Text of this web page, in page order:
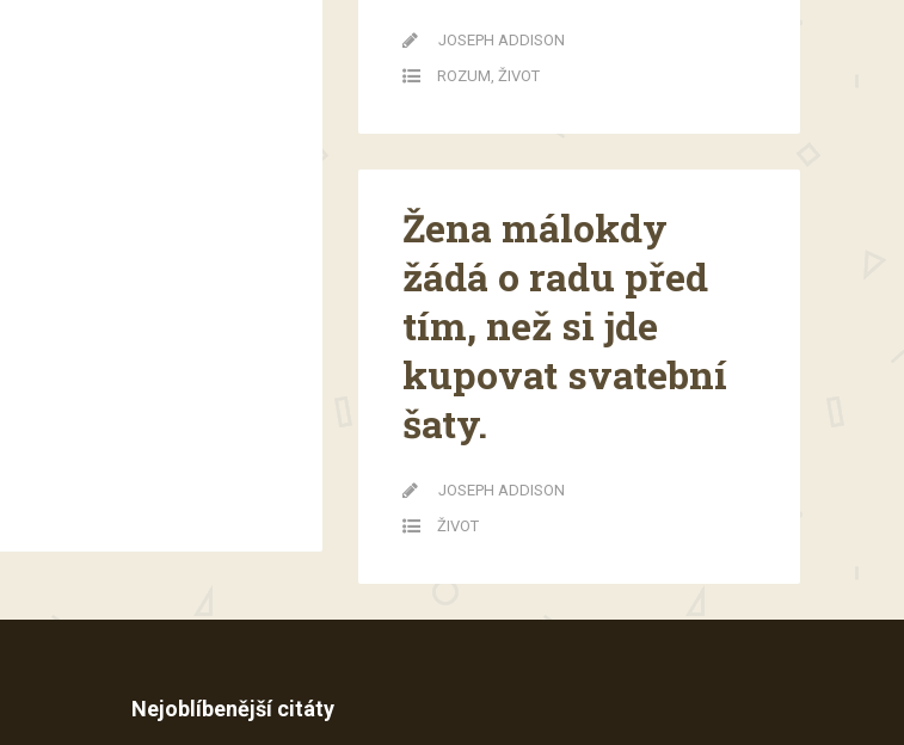
JOSEPH ADDISON
ROZUM ŽIVOT
Žena málokdy
žádá o radu před
tím, než si jde
kupovat svatební
šaty.
JOSEPH ADDISON
ŽIVOT
Nejoblíbenější citáty